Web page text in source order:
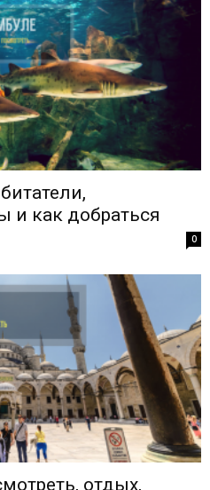
и как добраться
0
отдых,